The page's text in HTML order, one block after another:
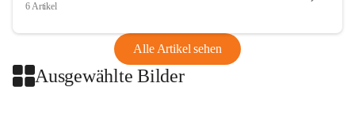
6 Artikel
Alle Artikel sehen
Ausgewählte Bilder